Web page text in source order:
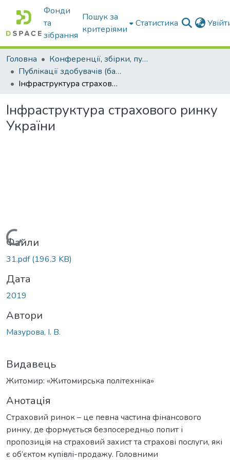
Фонди
та
зібрання
Пошук за
критеріями
Статистика
Головна
Конференції, збірки, публікації молодих вчених і здобувачів : магістрів, бакалаврів, аспірантів.
Публікації здобувачів (бакалаврів. магістрів, аспірантів)
Інфраструктура страхового ринку України
Інфраструктура страхового ринку
України
Вантажиться...
Файли
31.pdf(196.3 KB)
Дата
2019
Автори
Мазурова, І. В.
Видавець
Житомир: «Житомирська політехніка»
Анотація
Страховий ринок – це певна частина фінансового
ринку, де формується безпосередньо попит і
пропозиція на страховий захист та страхові послуги, які
є об’єктом купівлі-продажу. Головними